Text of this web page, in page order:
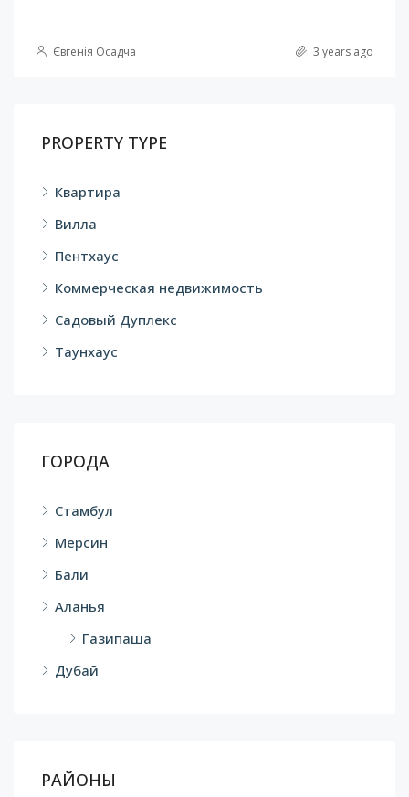
Євгенія Осадча 3 years ago
PROPERTY TYPE
Квартира
Вилла
Пентхаус
Коммерческая недвижимость
Садовый Дуплекс
Таунхаус
ГОРОДА
Стамбул
Мерсин
Бали
Аланья
Газипаша
Дубай
РАЙОНЫ